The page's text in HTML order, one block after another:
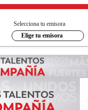
Selecciona tu emisora
Elige tu emisora